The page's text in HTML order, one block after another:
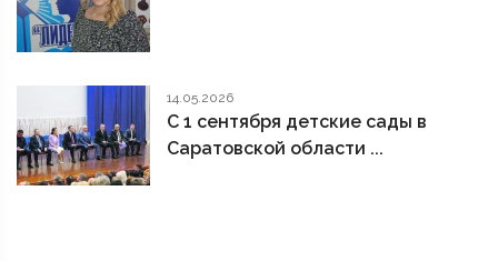
14.05.2026
С 1 сентября детские сады в
Саратовской области ...